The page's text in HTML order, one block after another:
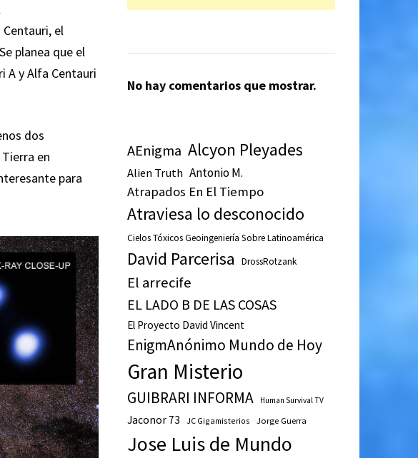
el
planea que el
A y Alfa Centauri
dos
en
para
No hay comentarios que mostrar.
AEnigma Alcyon Pleyades
Alien Truth Antonio M.
Atrapados En El Tiempo
Atraviesa lo desconocido
Cielos Tóxicos Geoingeniería Sobre Latinoamérica
David Parcerisa DrossRotzank
El arrecife
EL LADO B DE LAS COSAS
El Proyecto David Vincent
EnigmAnónimo Mundo de Hoy
Gran Misterio
GUIBRARI INFORMA Human Survival TV
Jaconor 73 JC Gigamisterios Jorge Guerra
Jose Luis de Mundo